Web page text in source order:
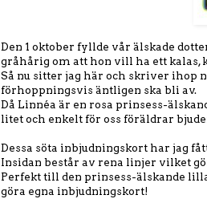
Den 1 oktober fyllde vår älskade
gråhårig om att hon vill ha ett kalas,
Så nu sitter jag här och skriver ihop
förhoppningsvis äntligen ska bli av.
Då Linnéa är en rosa prinsess-
litet och enkelt för oss föräldrar
Dessa söta inbjudningskort har jag
Insidan består av rena linjer vilket
Perfekt till den prinsess-älskande
göra egna inbjudningskort!